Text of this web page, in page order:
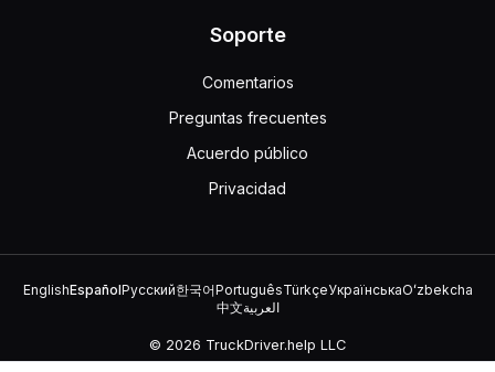
Soporte
Comentarios
Preguntas frecuentes
Acuerdo público
Privacidad
EnglishEspañolРусский한국어PortuguêsTürkçeУкраїнськаOʻzbekcha
中文العربية
© 2026 TruckDriver.help LLC